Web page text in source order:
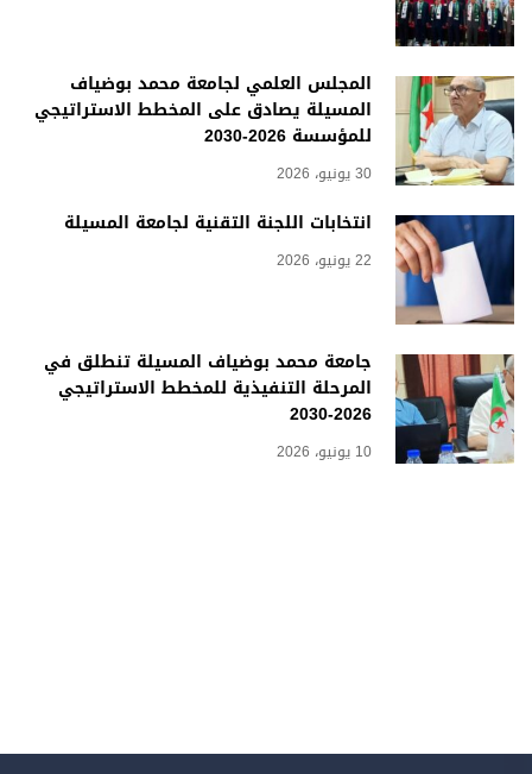
المجلس العلمي لجامعة محمد بوضياف
المسيلة يصادق على المخطط الاستراتيجي
للمؤسسة 2026-2030
30 يونيو، 2026
انتخابات اللجنة التقنية لجامعة المسيلة
22 يونيو، 2026
جامعة محمد بوضياف المسيلة تنطلق في
المرحلة التنفيذية للمخطط الاستراتيجي
2026-2030
10 يونيو، 2026